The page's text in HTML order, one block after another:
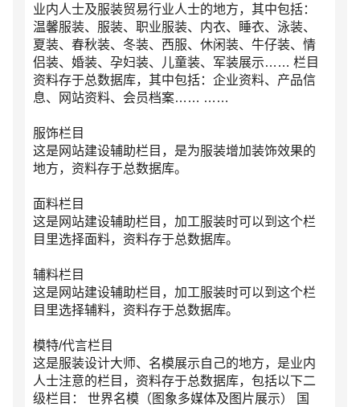
业内人士及服装贸易行业人士的地方，其中包括：
温馨服装、服装、职业服装、内衣、睡衣、泳装、
夏装、春秋装、冬装、西服、休闲装、牛仔装、情
侣装、婚装、孕妇装、儿童装、军装展示…… 栏目
资料存于总数据库，其中包括：企业资料、产品信
息、网站资料、会员档案…… ……
服饰栏目
这是网站建设辅助栏目，是为服装增加装饰效果的
地方，资料存于总数据库。
面料栏目
这是网站建设辅助栏目，加工服装时可以到这个栏
目里选择面料，资料存于总数据库。
辅料栏目
这是网站建设辅助栏目，加工服装时可以到这个栏
目里选择辅料，资料存于总数据库。
模特/代言栏目
这是服装设计大师、名模展示自己的地方，是业内
人士注意的栏目，资料存于总数据库，包括以下二
级栏目： 世界名模（图象多媒体及图片展示） 国